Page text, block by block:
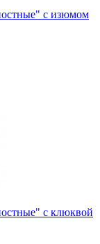
с изюмом
с клюквой